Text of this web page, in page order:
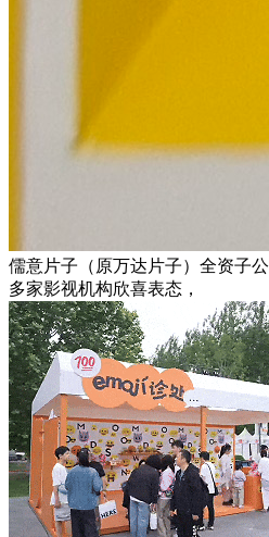
儒意片子（原万达片子）全资子
多家影视机构欣喜表态，